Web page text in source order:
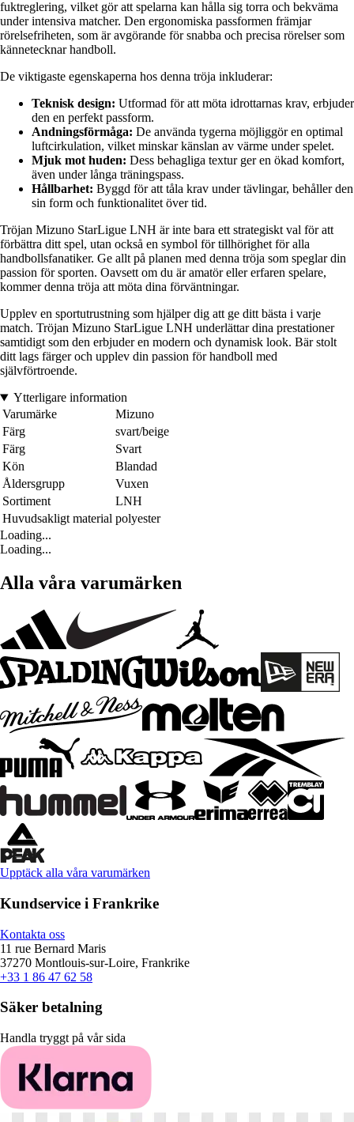
fuktreglering, vilket gör att spelarna kan hålla sig torra och bekväma
under intensiva matcher. Den ergonomiska passformen främjar
rörelsefriheten, som är avgörande för snabba och precisa rörelser som
kännetecknar handboll.
De viktigaste egenskaperna hos denna tröja inkluderar:
Teknisk design: Utformad för att möta idrottarnas krav, erbjuder
den en perfekt passform.
Andningsförmåga: De använda tygerna möjliggör en optimal
luftcirkulation, vilket minskar känslan av värme under spelet.
Mjuk mot huden: Dess behagliga textur ger en ökad komfort,
även under långa träningspass.
Hållbarhet: Byggd för att tåla krav under tävlingar, behåller den
sin form och funktionalitet över tid.
Tröjan Mizuno StarLigue LNH är inte bara ett strategiskt val för att
förbättra ditt spel, utan också en symbol för tillhörighet för alla
handbollsfanatiker. Ge allt på planen med denna tröja som speglar din
passion för sporten. Oavsett om du är amatör eller erfaren spelare,
kommer denna tröja att möta dina förväntningar.
Upplev en sportutrustning som hjälper dig att ge ditt bästa i varje
match. Tröjan Mizuno StarLigue LNH underlättar dina prestationer
samtidigt som den erbjuder en modern och dynamisk look. Bär stolt
ditt lags färger och upplev din passion för handboll med
självförtroende.
Ytterligare information
Varumärke
Mizuno
Färg
svart/beige
Färg
Svart
Kön
Blandad
Åldersgrupp
Vuxen
Sortiment
LNH
Huvudsakligt material polyester
Loading...
Loading...
Alla våra varumärken
Upptäck alla våra varumärken
Kundservice i Frankrike
Kontakta oss
11 rue Bernard Maris
37270 Montlouis-sur-Loire, Frankrike
+33 1 86 47 62 58
Säker betalning
Handla tryggt på vår sida